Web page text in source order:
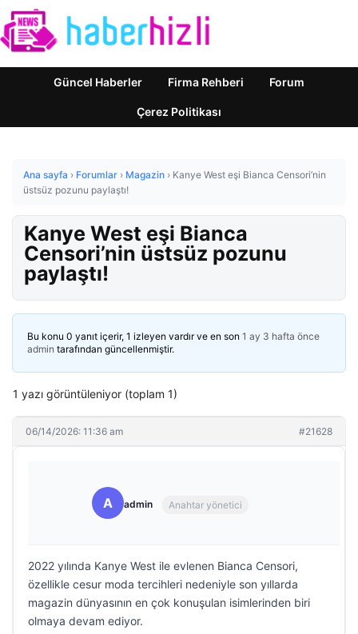
Güncel Haberler Firma Rehberi Forum
Çerez Politikası
Ana sayfa › Forumlar › Magazin › Kanye West eşi Bianca Censori’nin
üstsüz pozunu paylaştı!
Kanye West eşi Bianca
Censori’nin üstsüz pozunu
paylaştı!
Bu konu 0 yanıt içerir, 1 izleyen vardır ve en son 1 ay 3 hafta önce
admin tarafından güncellenmiştir.
1 yazı görüntüleniyor (toplam 1)
06/14/2026: 11:36 am #21628
A admin Anahtar yönetici
2022 yılında Kanye West ile evlenen Bianca Censori,
özellikle cesur moda tercihleri nedeniyle son yıllarda
magazin dünyasının en çok konuşulan isimlerinden biri
olmaya devam ediyor.